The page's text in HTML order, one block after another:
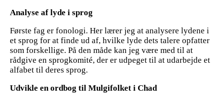
Analyse af lyde i sprog
Første fag er fonologi. Her lærer jeg at analysere lydene i
et sprog for at finde ud af, hvilke lyde dets talere opfatter
som forskellige. På den måde kan jeg være med til at
rådgive en sprogkomité, der er udpeget til at udarbejde et
alfabet til deres sprog.
Udvikle en ordbog til Mulgifolket i Chad